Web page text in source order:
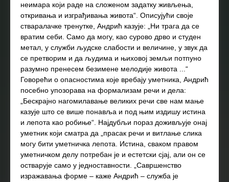
неимара који раде на сложеном задатку живљења,
откривања и изграђивања живота“. Описујући своје
стваралачке тренутке, Андрић казује: „Ни трага да се
вратим себи. Само да могу, као сурово дрво и студен
метал, у служби људске слабости и величине, у звук да
се претворим и да људима и њиховој земљи потпуно
разумно пренесем безимене мелодије живота ...“
Говорећи о опасностима које вребају уметника, Андрић
посебно упозорава на формализам речи и дела:
„Бескрајно нагомилавање великих речи све нам мање
казује што се више понавља и под њим издишу истина
и лепота као робиње“. Најдубљи пораз доживљује онај
уметник који сматра да „прасак речи и витлање слика
могу бити уметничка лепота. Истина, сваком правом
уметничком делу потребан је и естетски сјај, али он се
остварује само у једноставности. „Савршенство
изражавања форме – каже Андрић – служба је